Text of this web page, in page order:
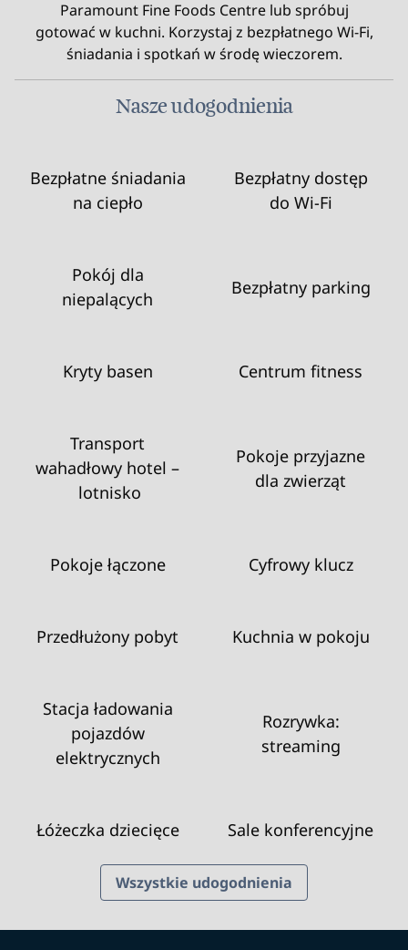
Paramount Fine Foods Centre lub spróbuj
gotować w kuchni. Korzystaj z bezpłatnego Wi-Fi,
śniadania i spotkań w środę wieczorem.
Nasze udogodnienia
Bezpłatne śniadania
na ciepło
Bezpłatny dostęp
do Wi‑Fi
Pokój dla
niepalących
Bezpłatny parking
Kryty basen Centrum fitness
Transport
wahadłowy hotel –
lotnisko
Pokoje przyjazne
dla zwierząt
Pokoje łączone Cyfrowy klucz
Przedłużony pobyt Kuchnia w pokoju
Stacja ładowania
pojazdów
elektrycznych
Rozrywka:
streaming
Łóżeczka dziecięce Sale konferencyjne
Wszystkie udogodnienia